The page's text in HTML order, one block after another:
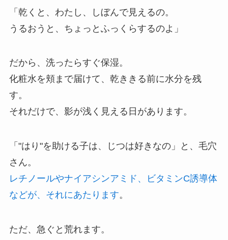
「乾くと、わたし、しぼんで見えるの。
うるおうと、ちょっとふっくらするのよ」
だから、洗ったらすぐ保湿。
化粧水を頬まで届けて、乾ききる前に水分を残
す。
それだけで、影が浅く見える日があります。
「"はり"を助ける子は、じつは好きなの」と、毛穴
さん。
レチノールやナイアシンアミド、ビタミンC誘導体
などが、それにあたります。
ただ、急ぐと荒れます。